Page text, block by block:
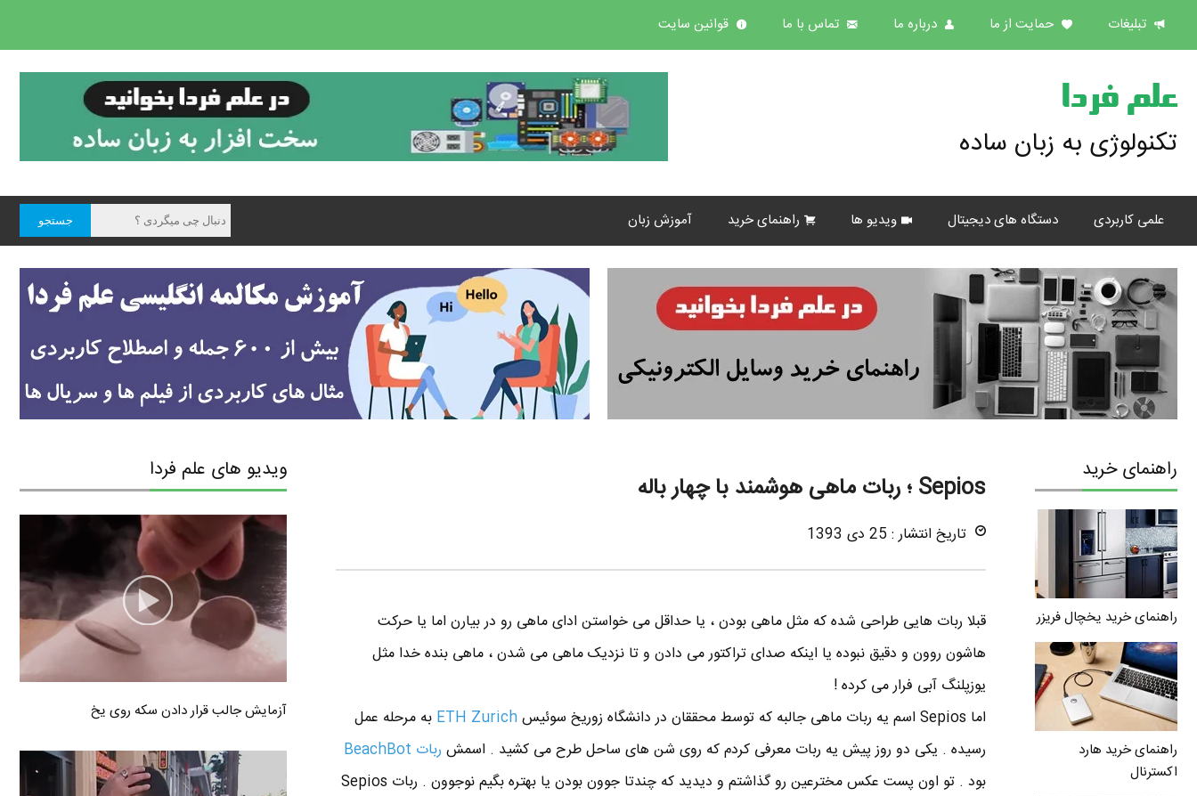
تبلیغات حمایت از ما درباره ما تماس با ما قوانین سایت
علم فردا
تکنولوژی به زبان ساده
علمی کاربردی دستگاه های دیجیتال ویدیو ها راهنمای خرید آموزش زبان
راهنمای خرید
راهنمای خرید یخچال فریزر
راهنمای خرید هارد
اکسترنال
Sepios ؛ ربات ماهی هوشمند با چهار باله
تاریخ انتشار : 25 دی 1393
قبلا ربات هایی طراحی شده که مثل ماهی بودن ، یا حداقل می خواستن ادای ماهی رو در بیارن اما یا حرکت
هاشون روون و دقیق نبوده یا اینکه صدای تراکتور می دادن و تا نزدیک ماهی می شدن ، ماهی بنده خدا مثل
یوزپلنگ آبی فرار می کرده !
اما Sepios اسم یه ربات ماهی جالبه که توسط محققان در دانشگاه زوریخ سوئیس
ETH Zurich به مرحله عمل
رسیده . یکی دو روز پیش یه ربات معرفی کردم که روی شن های ساحل طرح می کشید . اسمش ربات BeachBot
بود . تو اون پست عکس مخترعین رو گذاشتم و دیدید که چندتا جوون بودن یا بهتره بگیم نوجوون . ربات Sepios
ویدیو های علم فردا
آزمایش جالب قرار دادن سکه روی یخ